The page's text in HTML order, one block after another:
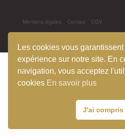
Mentions légales Contact
CGV
Les cookies vous
expérience sur notre site. En
navigation, vous acceptez
cookies En savoir plus
J'ai compris